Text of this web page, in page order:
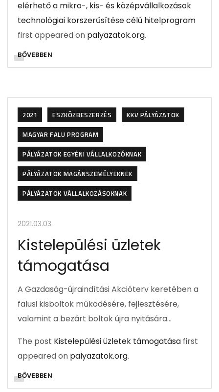
elérhető a mikro-, kis- és középvállalkozások
technológiai korszerűsítése célú hitelprogram
first appeared on palyazatok.org.
BŐVEBBEN
2021 ESZKÖZBESZERZÉS
KKV PÁLYÁZATOK
MAGYAR FALU PROGRAM
PÁLYÁZATOK EGYÉNI VÁLLALKOZÓKNAK
PÁLYÁZATOK MAGÁNSZEMÉLYEKNEK
PÁLYÁZATOK VÁLLALKOZÁSOKNAK
2021.03.03.
Kistelepülési üzletek
támogatása
A Gazdaság-újraindítási Akcióterv keretében a
falusi kisboltok működésére, fejlesztésére,
valamint a bezárt boltok újra nyitására…
The post Kistelepülési üzletek támogatása first
appeared on palyazatok.org.
BŐVEBBEN